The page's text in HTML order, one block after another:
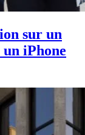
sur un
iPhone